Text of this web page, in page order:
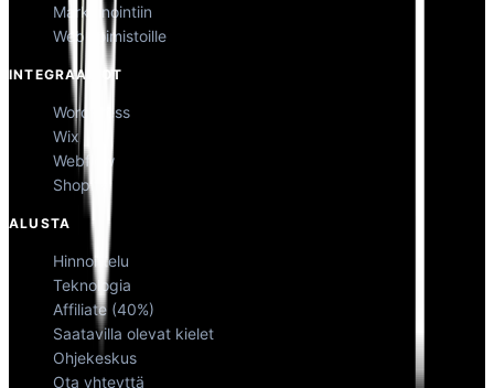
Markkinointiin
Web-toimistoille
INTEGRAATIOT
WordPress
Wix
Webflow
Shopify
ALUSTA
Hinnoittelu
Teknologia
Affiliate (40%)
Saatavilla olevat kielet
Ohjekeskus
Ota yhteyttä